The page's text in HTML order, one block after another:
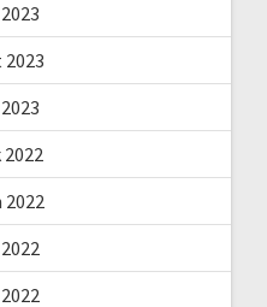
2022
2022